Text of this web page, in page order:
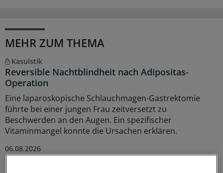
MEHR ZUM THEMA
Kasuistik
Reversible Nachtblindheit nach Adipositas-
Operation
Eine laparoskopische Schlauchmagen-Gastrektomie
führte bei einer jungen Frau zeitversetzt zu
Beschwerden an den Augen. Ein spezifischer
Vitaminmangel konnte die Ursachen erklären.
06.08.2026